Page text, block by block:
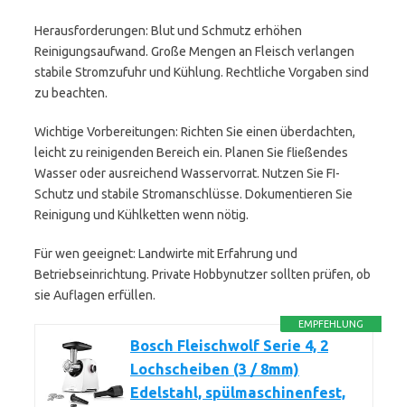
Herausforderungen: Blut und Schmutz erhöhen
Reinigungsaufwand. Große Mengen an Fleisch verlangen
stabile Stromzufuhr und Kühlung. Rechtliche Vorgaben sind
zu beachten.
Wichtige Vorbereitungen: Richten Sie einen überdachten,
leicht zu reinigenden Bereich ein. Planen Sie fließendes
Wasser oder ausreichend Wasservorrat. Nutzen Sie FI-
Schutz und stabile Stromanschlüsse. Dokumentieren Sie
Reinigung und Kühlketten wenn nötig.
Für wen geeignet: Landwirte mit Erfahrung und
Betriebseinrichtung. Private Hobbynutzer sollten prüfen, ob
sie Auflagen erfüllen.
EMPFEHLUNG
Bosch Fleischwolf Serie 4, 2
Lochscheiben (3 / 8mm)
Edelstahl, spülmaschinenfest,